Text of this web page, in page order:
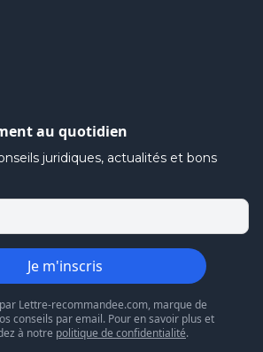
au quotidien
juridiques, actualités et bons
Je m'inscris
Lettre-recommandee.com, marque de
conseils par email. Pour en savoir plus et
à notre politique de confidentialité.